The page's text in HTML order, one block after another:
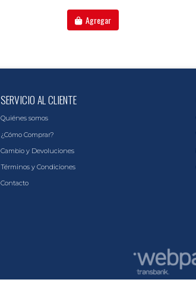
Agregar
SERVICIO AL CLIENTE
Quiénes somos
¿Cómo Comprar?
Cambio y Devoluciones
Términos y Condiciones
Contacto